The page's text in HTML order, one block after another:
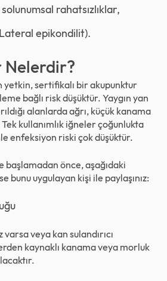
rahatsızlıklar,
epikondilit).
Nelerdir?
sertifikalı bir akupunktur
bağlı risk düşüktür. Yaygın yan
alanlarda ağrı, küçük kanama
kullanımlık iğneler çoğunlukta
enfeksiyon riski çok düşüktür.
başlamadan önce, aşağıdaki
bunu uygulayan kişi ile paylaşınız:
veya kan sulandırıcı
kaynaklı kanama veya morluk